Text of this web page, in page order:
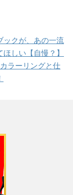
ックが、あの一流
しい【自慢？】
ラーリングと仕